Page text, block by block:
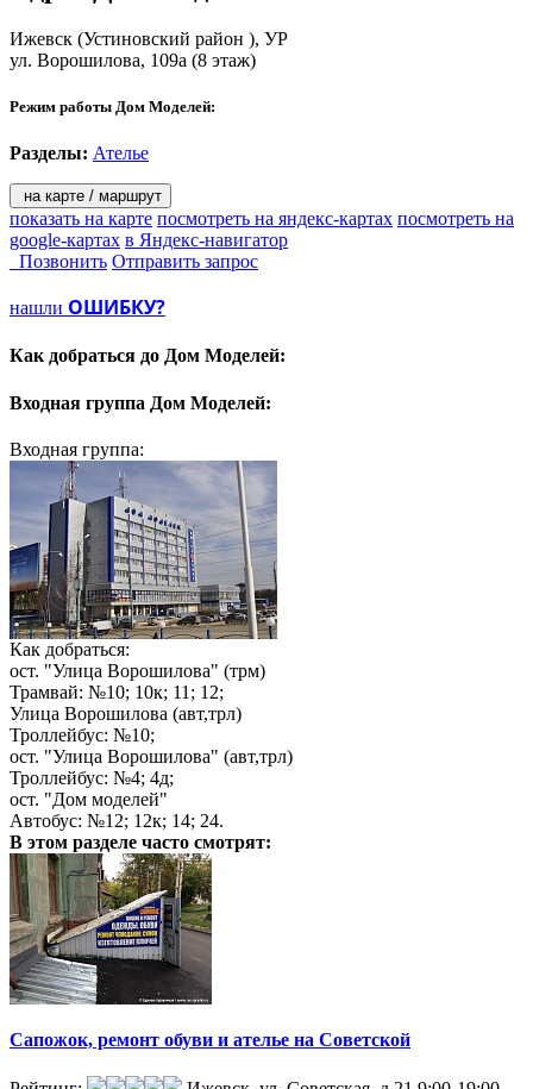
Ижевск (Устиновский район ), УР
ул. Ворошилова, 109а (8 этаж)
Режим работы Дом Моделей:
Разделы: Ателье
на карте / маршрут
показать на карте посмотреть на яндекс-картах посмотреть на
google-картах в Яндекс-навигатор
Позвонить Отправить запрос
нашли ОШИБКУ?
Как добраться до Дом Моделей:
Входная группа Дом Моделей:
Входная группа:
Как добраться:
ост. "Улица Ворошилова" (трм)
Трамвай: №10; 10к; 11; 12;
Улица Ворошилова (авт,трл)
Троллейбус: №10;
ост. "Улица Ворошилова" (авт,трл)
Троллейбус: №4; 4д;
ост. "Дом моделей"
Автобус: №12; 12к; 14; 24.
В этом разделе часто смотрят:
Сапожок, ремонт обуви и ателье на Советской